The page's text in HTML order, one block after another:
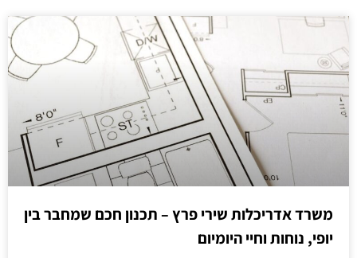
משרד אדריכלות שירי פרץ – תכנון חכם שמחבר בין
יופי, נוחות וחיי היומיום